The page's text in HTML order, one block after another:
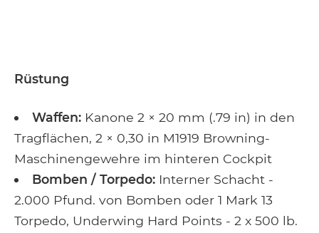
Rüstung
Waffen:Kanone 2 × 20 mm (.79 in) in den
Tragflächen, 2 × 0,30 in M1919 Browning-
Maschinengewehre im hinteren Cockpit
Bomben / Torpedo:Interner Schacht -
2.000 Pfund. von Bomben oder 1 Mark 13
Torpedo, Underwing Hard Points - 2 x 500 lb.